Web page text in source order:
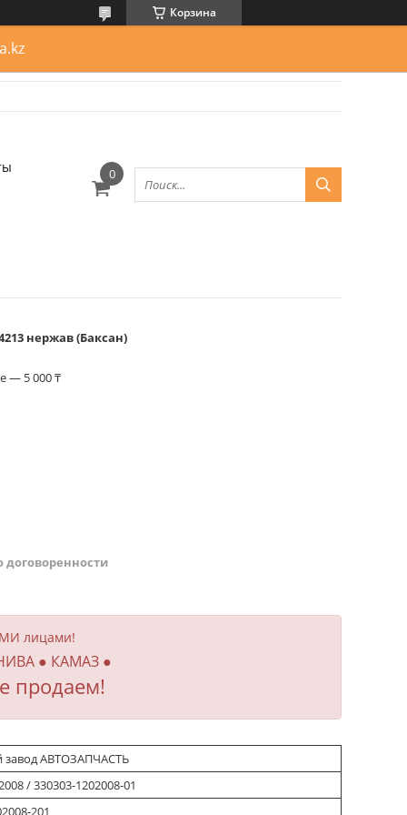
Корзина
нержав (Баксан)
— 5 000 ₸
договоренности
лицами!
● КАМАЗ ●
продаем!
завод АВТОЗАПЧАСТЬ
/ 330303-1202008-01
201